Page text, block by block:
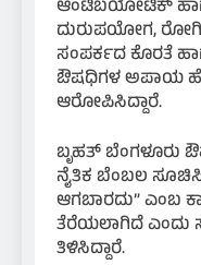
ಆಂಟಿಬಯೋಟಿಕ್
ದುರುಪಯೋಗ, ರೋಗಿ
ಸಂಪರ್ಕದ ಕೊರತೆ
ಔಷಧಿಗಳ ಅಪಾಯ
ಆರೋಪಿಸಿದ್ದಾರೆ.
ಬೃಹತ್ ಬೆಂಗಳೂರು
ನೈತಿಕ ಬೆಂಬಲ
ಆಗಬಾರದು” ಎಂಬ
ತೆರೆಯಲಾಗಿದೆ ಎಂದು
ತಿಳಿಸಿದ್ದಾರೆ.